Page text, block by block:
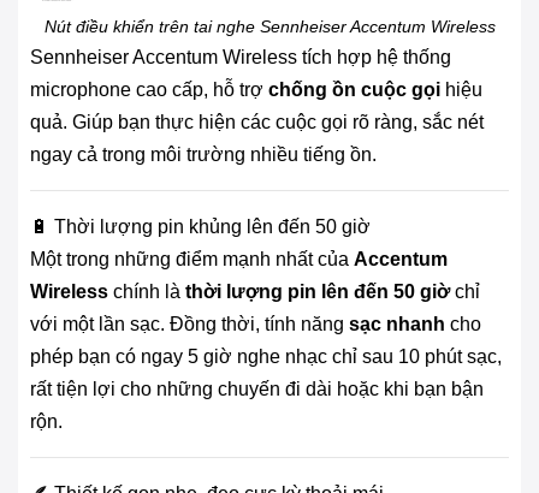
Nút điều khiển trên tai nghe Sennheiser Accentum Wireless
Sennheiser Accentum Wireless tích hợp hệ thống
microphone cao cấp, hỗ trợ chống ồn cuộc gọi hiệu
quả. Giúp bạn thực hiện các cuộc gọi rõ ràng, sắc nét
ngay cả trong môi trường nhiều tiếng ồn.
🔋 Thời lượng pin khủng lên đến 50 giờ
Một trong những điểm mạnh nhất của Accentum
Wireless chính là thời lượng pin lên đến 50 giờchỉ
với một lần sạc. Đồng thời, tính năng sạc nhanh cho
phép bạn có ngay 5 giờ nghe nhạc chỉ sau 10 phút sạc,
rất tiện lợi cho những chuyến đi dài hoặc khi bạn bận
rộn.